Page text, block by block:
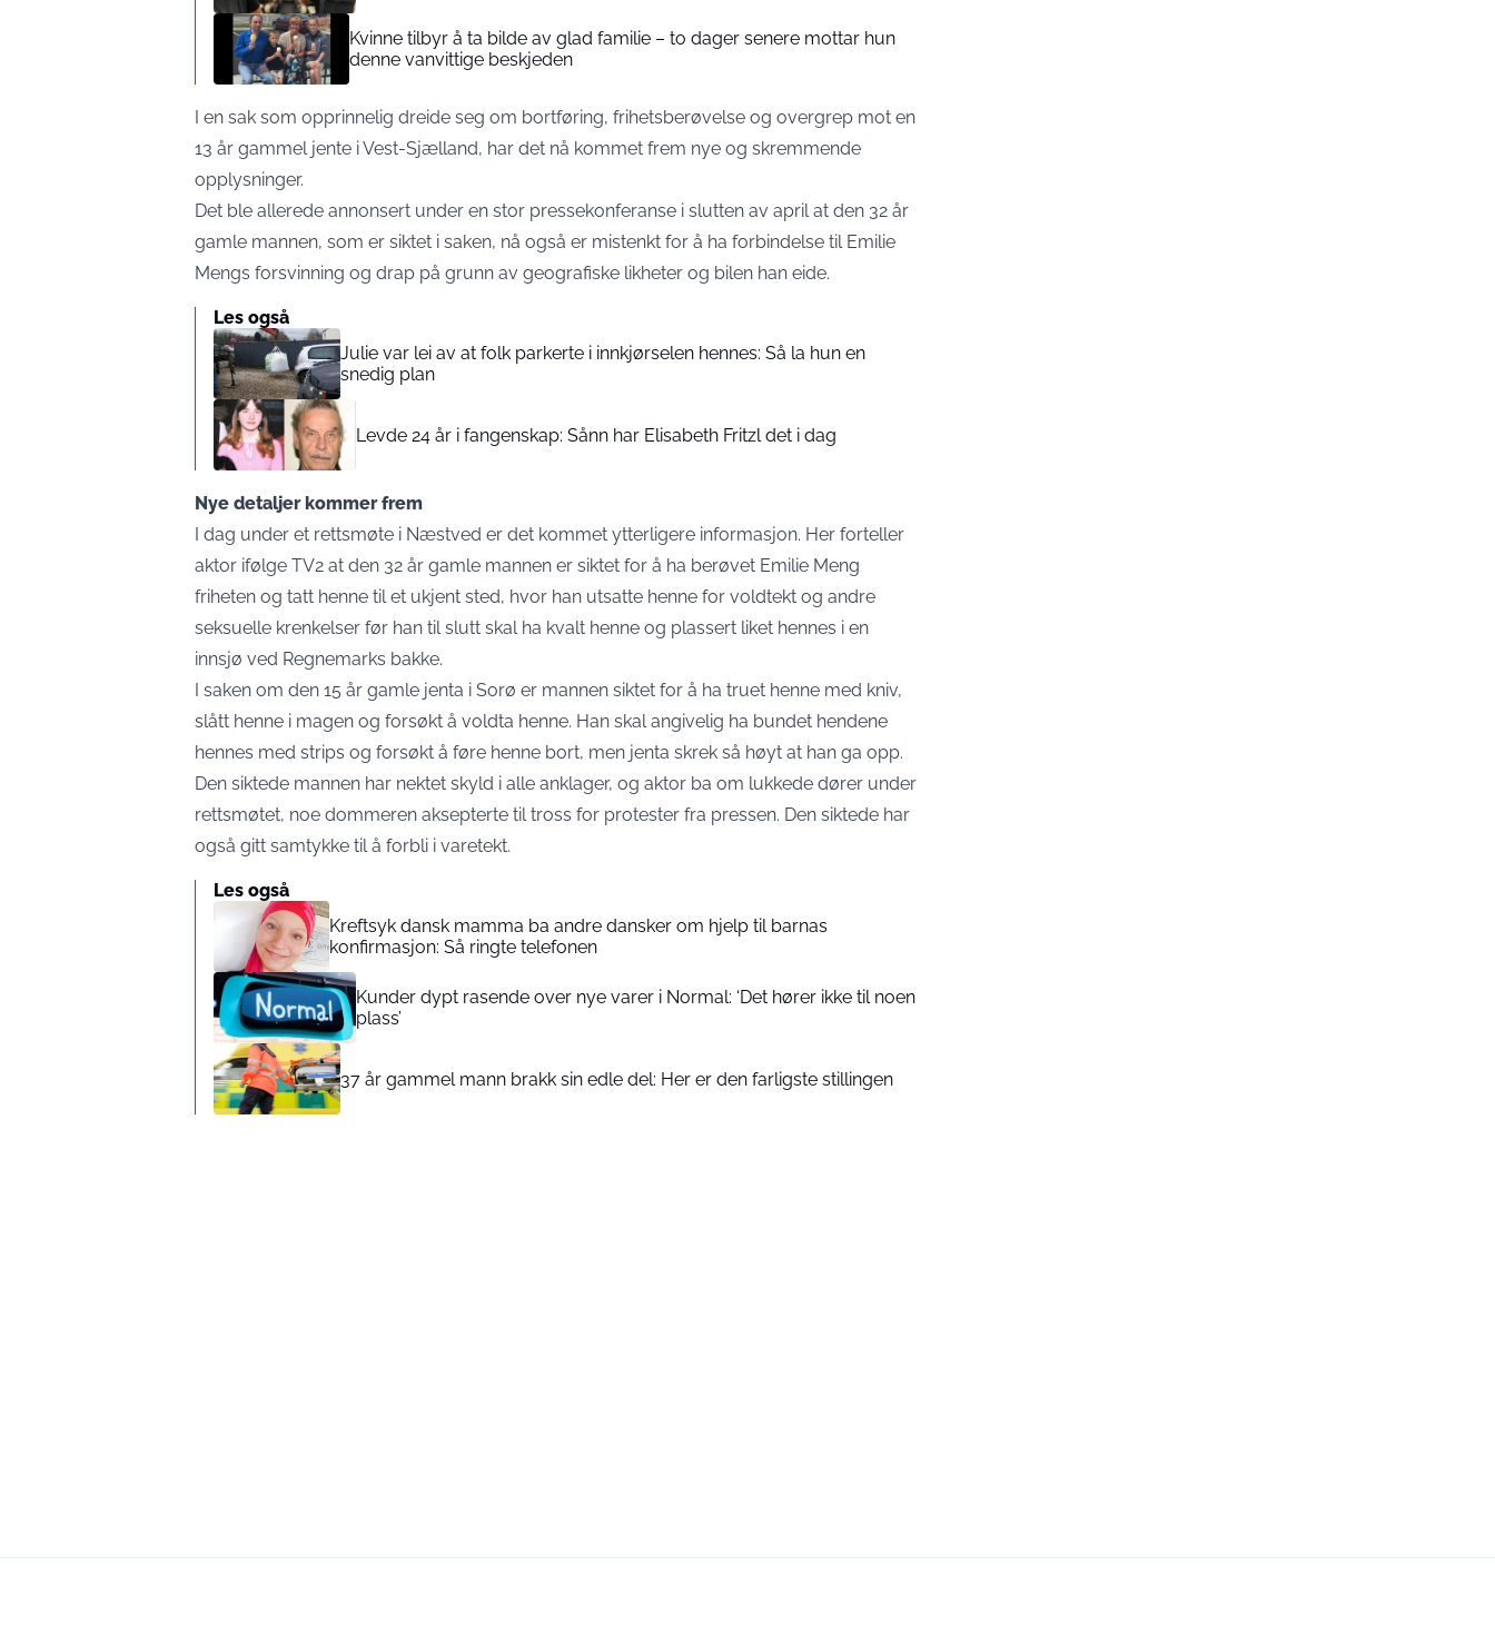
Kvinne tilbyr å ta bilde av glad familie – to dager senere mottar hun
denne vanvittige beskjeden
I en sak som opprinnelig dreide seg om bortføring, frihetsberøvelse og overgrep mot en
13 år gammel jente i Vest-Sjælland, har det nå kommet frem nye og skremmende
opplysninger.
Det ble allerede annonsert under en stor pressekonferanse i slutten av april at den 32 år
gamle mannen, som er siktet i saken, nå også er mistenkt for å ha forbindelse til Emilie
Mengs forsvinning og drap på grunn av geografiske likheter og bilen han eide.
Les også
Julie var lei av at folk parkerte i innkjørselen hennes: Så la hun en
snedig plan
Levde 24 år i fangenskap: Sånn har Elisabeth Fritzl det i dag
Nye detaljer kommer frem
I dag under et rettsmøte i Næstved er det kommet ytterligere informasjon. Her forteller
aktor ifølge TV2 at den 32 år gamle mannen er siktet for å ha berøvet Emilie Meng
friheten og tatt henne til et ukjent sted, hvor han utsatte henne for voldtekt og andre
seksuelle krenkelser før han til slutt skal ha kvalt henne og plassert liket hennes i en
innsjø ved Regnemarks bakke.
I saken om den 15 år gamle jenta i Sorø er mannen siktet for å ha truet henne med kniv,
slått henne i magen og forsøkt å voldta henne. Han skal angivelig ha bundet hendene
hennes med strips og forsøkt å føre henne bort, men jenta skrek så høyt at han ga opp.
Den siktede mannen har nektet skyld i alle anklager, og aktor ba om lukkede dører under
rettsmøtet, noe dommeren aksepterte til tross for protester fra pressen. Den siktede har
også gitt samtykke til å forbli i varetekt.
Les også
Kreftsyk dansk mamma ba andre dansker om hjelp til barnas
konfirmasjon: Så ringte telefonen
Kunder dypt rasende over nye varer i Normal: ‘Det hører ikke til noen
plass’
37 år gammel mann brakk sin edle del: Her er den farligste stillingen